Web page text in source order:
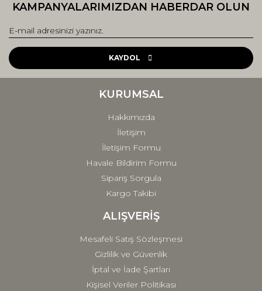
Görüş ve önerileriniz için teşekkür ederiz.
Ürün resmi kalitesiz, bozuk veya görüntülenemiyor.
Ürün açıklamasında eksik bilgiler bulunuyor.
Ürün fiyatı diğer sitelerden daha pahalı.
Gönder
KAMPANYALARIMIZDAN HABERDAR OLUN
KAYDOL
KURUMSAL
Hakkımızda
İletişim
İletişim Formu
Havale Bildirim Formu
Sipariş Sorgula
Kargo Takibi
ALIŞVERİŞ
Mesafeli Satış Sözleşmesi
Gizlilik ve Güvenlik
İptal ve İade Şartları
Kişisel Veriler Politikası